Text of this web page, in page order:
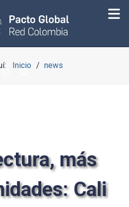
Inicio news
más
Cali